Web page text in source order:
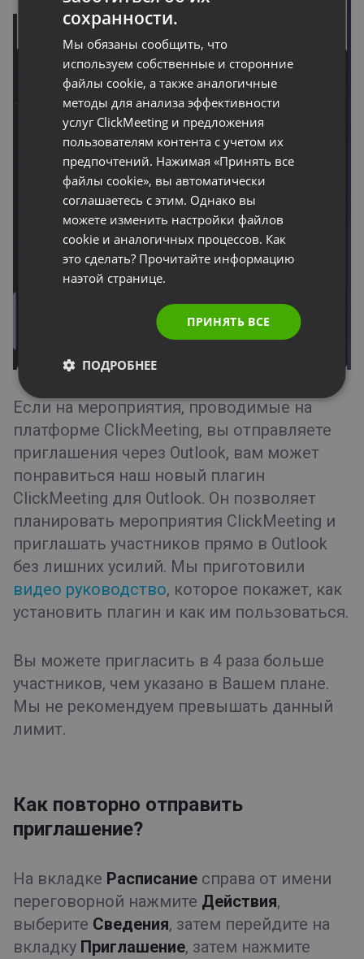
Если на мероприятия, проводимые на
платформе ClickMeeting, вы отправляете
приглашения через Outlook, вам может
понравиться наш новый плагин
ClickMeeting для Outlook. Он позволяет
планировать мероприятия ClickMeeting и
приглашать участников прямо в Outlook
без лишних усилий. Мы приготовили
видео руководство, которое покажет, как
установить плагин и как им пользоваться.
Вы можете пригласить в 4 раза больше
участников, чем указано в Вашем плане.
Мы не рекомендуем превышать данный
лимит.
Как повторно отправить
приглашение?
На вкладке Расписание справа от имени
переговорной нажмите Действия,
выберите Сведения, затем перейдите на
вкладку Приглашение, затем нажмите
POLISH
RUSSIAN
PORTUGUESE
ITALIAN
сохранности.
Мы обязаны сообщить, что
используем собственные и сторонние
файлы cookie, а также аналогичные
методы для анализа эффективности
услуг ClickMeeting и предложения
пользователям контента с учетом их
предпочтений. Нажимая «Принять все
файлы cookie», вы автоматически
соглашаетесь с этим. Однако вы
можете изменить настройки файлов
cookie и аналогичных процессов. Как
это сделать? Прочитайте информацию
наэтой странице.
ПРИНЯТЬ ВСЕ
ПОДРОБНЕЕ